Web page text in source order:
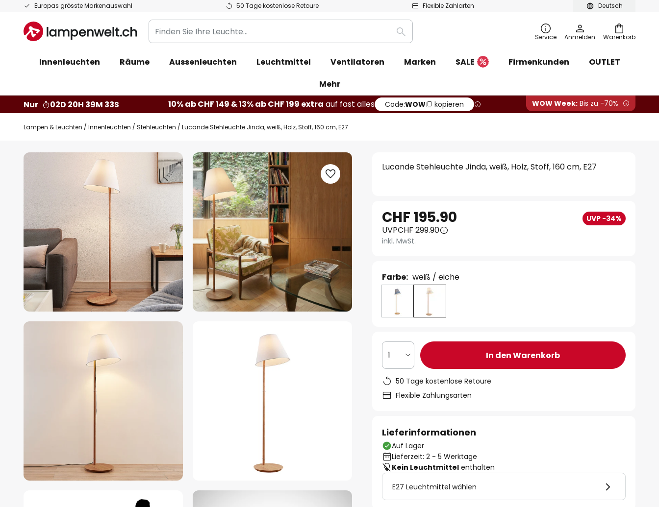
Deutsch
Europas grösste Markenauswahl 50 Tage kostenlose Retoure Flexible Zahlarten
Zum
springen
Warenkorb
Finden
Sie
Leuchte...
Suche Service Anmelden
Innenleuchten Räume Aussenleuchten Leuchtmittel Ventilatoren Marken SALE Firmenkunden
OUTLET
Mehr
Nur
02D 20H 39M 32S 10% ab CHF 149 & 13% ab CHF 199 extra auf fast alles Code:WOW kopieren WOW Week: Bis zu -70%
Lampen & Leuchten Innenleuchten Stehleuchten Lucande Stehleuchte Jinda, weiß, Holz, Stoff, 160 cm, E27
Zum
Bildgalerie
springen
Lucande Stehleuchte Jinda, weiß, Holz, Stoff, 160 cm, E27
CHF 195.90 UVP -34%
UVPCHF 299.90
inkl. MwSt.
Farbe: weiß / eiche
1 In den Warenkorb
50 Tage kostenlose Retoure
Flexible Zahlungsarten
Lieferinformationen
Auf Lager
Lieferzeit: 2 - 5 Werktage
Kein Leuchtmittel enthalten
E27 Leuchtmittel wählen